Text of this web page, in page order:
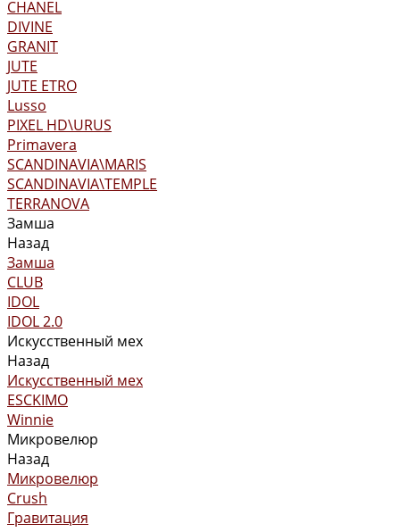
CHANEL
DIVINE
GRANIT
JUTE
JUTE ETRO
Lusso
PIXEL HD\URUS
Primavera
SCANDINAVIA\MARIS
SCANDINAVIA\TEMPLE
TERRANOVA
Замша
Назад
Замша
CLUB
IDOL
IDOL 2.0
Искусственный мех
Назад
Искусственный мех
ESCKIMO
Winnie
Микровелюр
Назад
Микровелюр
Crush
Гравитация